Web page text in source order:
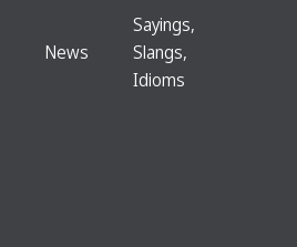
News
Sayings,
Slangs,
Idioms